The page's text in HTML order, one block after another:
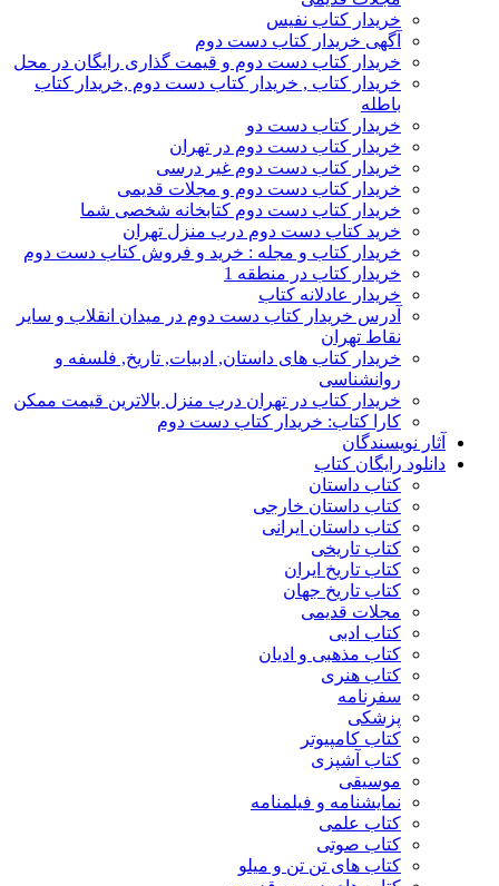
خریدار کتاب نفیس
آگهی خریدار کتاب دست دوم
خریدار کتاب دست دوم و قیمت گذاری رایگان در محل
خریدار کتاب , خریدار کتاب دست دوم ,خریدار کتاب
باطله
خریدار کتاب دست دو
خریدار کتاب دست دوم در تهران
خریدار کتاب دست دوم غیر درسی
خریدار کتاب دست دوم و مجلات قدیمی
خریدار کتاب دست دوم کتابخانه شخصی شما
خرید کتاب دست دوم درب منزل تهران
خریدار کتاب و مجله : خرید و فروش کتاب دست دوم
خریدار کتاب در منطقه 1
خریدار عادلانه کتاب
آدرس خریدار کتاب دست دوم در میدان انقلاب و سایر
نقاط تهران
خریدار کتاب های داستان, ادبیات, تاریخ, فلسفه و
روانشناسی
خریدار کتاب در تهران درب منزل بالاترین قیمت ممکن
کارا کتاب: خریدار کتاب دست دوم
آثار نویسندگان
دانلود رایگان کتاب
کتاب داستان
کتاب داستان خارجی
کتاب داستان ایرانی
کتاب تاریخی
کتاب تاریخ ایران
کتاب تاریخ جهان
مجلات قدیمی
کتاب ادبی
کتاب مذهبی و ادیان
کتاب هنری
سفرنامه
پزشکی
کتاب کامپیوتر
کتاب آشپزی
موسیقی
نمایشنامه و فیلمنامه
کتاب علمی
کتاب صوتی
کتاب های تن تن و میلو